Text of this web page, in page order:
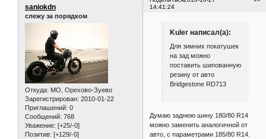
14:41:24
saniokdn
слежу за порядком
Откуда: МО, Орехово-Зуево
Зарегистрирован: 2010-01-22
Приглашений: 0
Сообщений: 768
Уважение: [+25/-0]
Позитив: [+129/-0]
Kuler написал(а):
Для зимних покатушек
на зад можно
поставить шипованную
резину от авто
Bridgestone RD713
Думаю заднюю шину 180/80 R14
можно заменить аналогичной от
авто, с параметрами 185/80 R14.